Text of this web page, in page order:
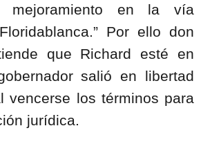
en la vía
Por ello don
que Richard esté en
salió en libertad
vencerse los términos para
jurídica.